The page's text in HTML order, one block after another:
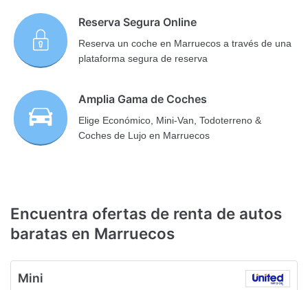
Reserva Segura Online
Reserva un coche en Marruecos a través de una
plataforma segura de reserva
Amplia Gama de Coches
Elige Económico, Mini-Van, Todoterreno &
Coches de Lujo en Marruecos
Encuentra ofertas de renta de autos
baratas en Marruecos
Mini